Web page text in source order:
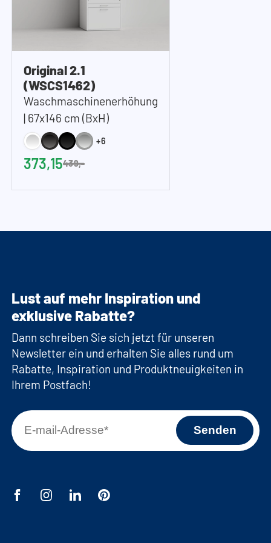
Original 2.1
(WSCS1462)
Waschmaschinenerhöhung
| 67x146 cm (BxH)
+6
373,15439,-
Lust auf mehr Inspiration und
exklusive Rabatte?
Dann schreiben Sie sich jetzt für unseren
Newsletter ein und erhalten Sie alles rund um
Rabatte, Inspiration und Produktneuigkeiten in
Ihrem Postfach!